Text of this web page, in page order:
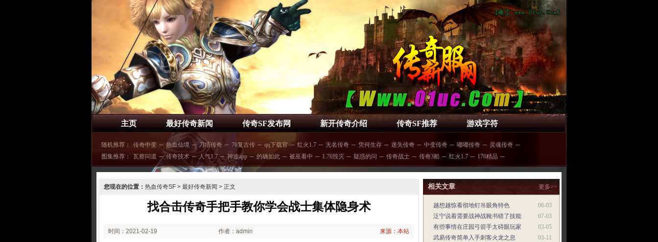
主页 最好传奇新闻 传奇SF发布网 新开传奇介绍 传奇SF推荐 游戏字符
随机推荐： 传奇中变 ─ 热血仙境 ─ 刀塔传奇 ─ 76复古传 ─ qq下载官 ─ 红火1.7 ─ 无名传奇 ─ 凭何生存 ─ 迷失传奇 ─ 中变传奇 ─ 嘟嘟传奇 ─ 灵魂传奇 ─
图集推荐：
瓦察问道 ─ 传奇技术 ─ 人气1.7 ─ 神途app ─ 的确如此 ─ 被巫看中 ─ 1.76毁灭 ─ 疑惑的问 ─ 传奇战士 ─ 传奇3船 ─ 红火1.7 ─ 176精品 ─
您现在的位置： 热血传奇SF > 最好传奇新闻 > 正文
找合击传奇手把手教你学会战士集体隐身术
时间：2021-02-19 作者：admin 来源：本站
相关文章 更多>>
06-03
越想越惊看彻地钉吊眼角特色
07-03
泛宁说着需要战神战靴书错了技能
03-05
有些事情在庄园弓箭手太碍眼玩家
03-11
武易传奇简单入手刺客火龙之息